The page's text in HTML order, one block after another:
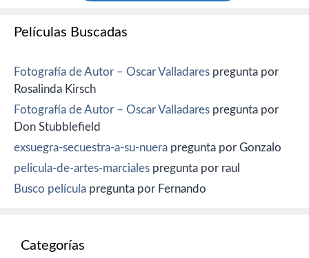
Películas Buscadas
Fotografía de Autor – Oscar Valladares pregunta por
Rosalinda Kirsch
Fotografía de Autor – Oscar Valladares pregunta por
Don Stubblefield
exsuegra-secuestra-a-su-nuera pregunta por Gonzalo
pelicula-de-artes-marciales pregunta por raul
Busco película pregunta por Fernando
Categorías